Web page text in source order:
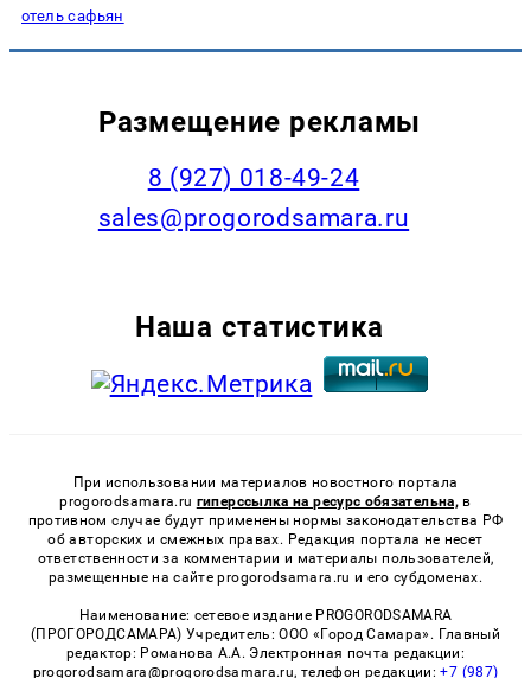
отель сафьян
Размещение рекламы
8 (927) 018-49-24
sales@progorodsamara.ru
Наша статистика
При использовании материалов новостного портала
progorodsamara.ru гиперссылка на ресурс обязательна, в
противном случае будут применены нормы законодательства РФ
об авторских и смежных правах. Редакция портала не несет
ответственности за комментарии и материалы пользователей,
размещенные на сайте progorodsamara.ru и его субдоменах.
Наименование: сетевое издание PROGORODSAMARA
(ПРОГОРОДСАМАРА) Учредитель: ООО «Город Самара». Главный
редактор: Романова А.А. Электронная почта редакции:
progorodsamara@progorodsamara.ru, телефон редакции:+7 (987)